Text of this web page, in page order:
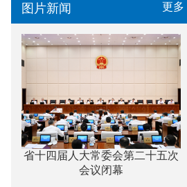
图片新闻 更多
省十四届人大常委会第二十五次
会议闭幕